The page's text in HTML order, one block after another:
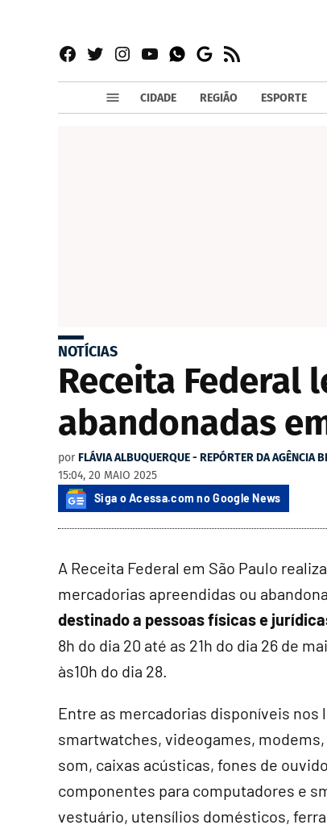
Facebook
TwitterInstagram
YouTubeWhatsapp
Google
News
RSS
CIDADE REGIÃO ESPORTE
NOTÍCIAS
Receita Federal
abandonadas
por FLÁVIA ALBUQUERQUE - REPÓRTER DA AGÊNCIA
15:04, 20 MAIO 2025
Siga o Acessa.com no Google News
A Receita Federal em São Paulo
mercadorias apreendidas ou
destinado a pessoas físicas e
8h do dia 20 até as 21h do dia 26 de
às10h do dia 28.
Entre as mercadorias disponíveis
smartwatches, videogames,
som, caixas acústicas, fones de
componentes para computadores e
vestuário, utensílios domésticos,